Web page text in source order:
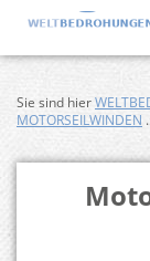
Sie sind hier
MOTORSEILWINDEN